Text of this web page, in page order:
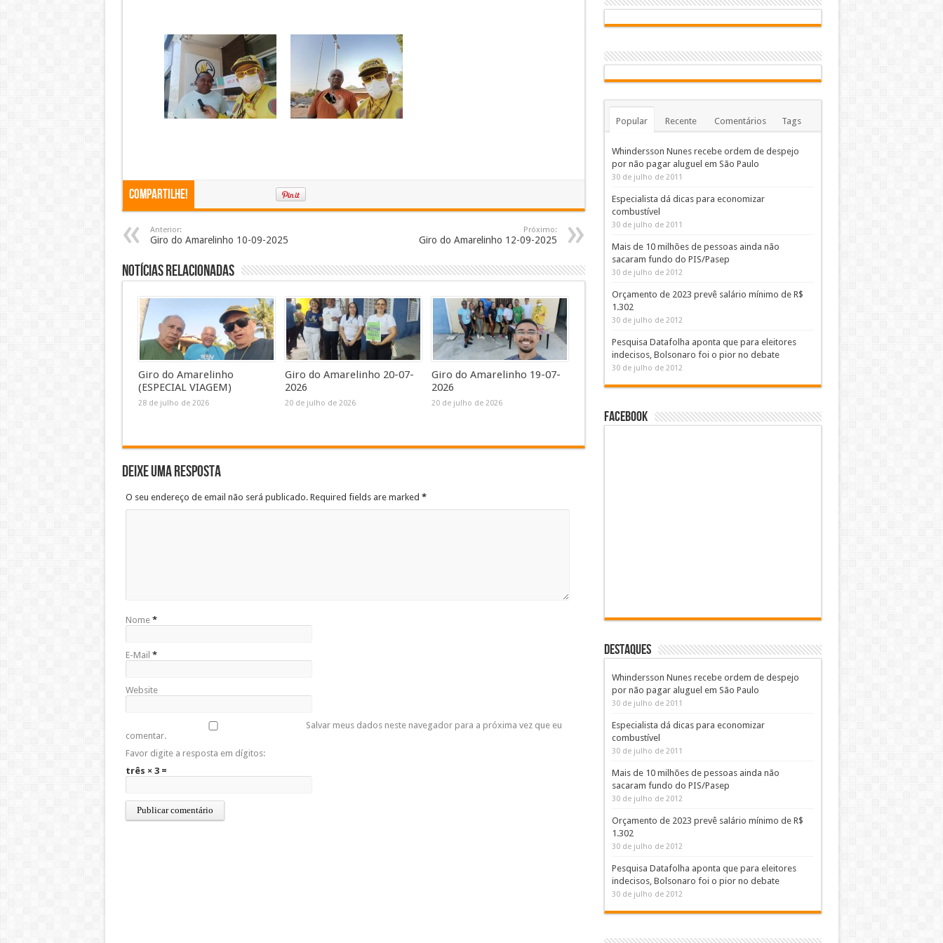
Compartilhe!
Anterior:
Giro do Amarelinho 10-09-2025
Próximo:
Giro do Amarelinho 12-09-2025
Notícias Relacionadas
Giro do Amarelinho
(ESPECIAL VIAGEM)
28 de julho de 2026
Giro do Amarelinho 20-07-
2026
20 de julho de 2026
Giro do Amarelinho 19-07-
2026
20 de julho de 2026
Deixe uma resposta
O seu endereço de email não será publicado. Required fields are marked *
Nome *
E-Mail *
Website
Salvar meus dados neste navegador para a próxima vez que eu
comentar.
Favor digite a resposta em dígitos:
três × 3 =
Popular Recente Comentários Tags
Whindersson Nunes recebe ordem de despejo
por não pagar aluguel em São Paulo
30 de julho de 2011
Especialista dá dicas para economizar
combustível
30 de julho de 2011
Mais de 10 milhões de pessoas ainda não
sacaram fundo do PIS/Pasep
30 de julho de 2012
Orçamento de 2023 prevê salário mínimo de R$
1.302
30 de julho de 2012
Pesquisa Datafolha aponta que para eleitores
indecisos, Bolsonaro foi o pior no debate
30 de julho de 2012
Facebook
DESTAQUES
Whindersson Nunes recebe ordem de despejo
por não pagar aluguel em São Paulo
30 de julho de 2011
Especialista dá dicas para economizar
combustível
30 de julho de 2011
Mais de 10 milhões de pessoas ainda não
sacaram fundo do PIS/Pasep
30 de julho de 2012
Orçamento de 2023 prevê salário mínimo de R$
1.302
30 de julho de 2012
Pesquisa Datafolha aponta que para eleitores
indecisos, Bolsonaro foi o pior no debate
30 de julho de 2012